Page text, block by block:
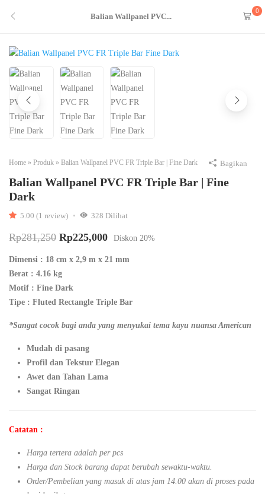
Balian Wallpanel PVC...
0
Home » Produk » Balian Wallpanel PVC FR Triple Bar | Fine Dark
Balian Wallpanel PVC FR Triple Bar | Fine
Dark
5.00 (1 review) 328 Dilihat
Rp281,250 Rp225,000 Diskon 20%
Dimensi : 18 cm x 2,9 m x 21 mm
Berat : 4.16 kg
Motif : Fine Dark
Tipe : Fluted Rectangle Triple Bar
*Sangat cocok bagi anda yang menyukai tema kayu nuansa American
Mudah di pasang
Profil dan Tekstur Elegan
Awet dan Tahan Lama
Sangat Ringan
Catatan :
Harga tertera adalah per pcs
Harga dan Stock barang dapat berubah sewaktu-waktu.
Order/Pembelian yang masuk di atas jam 14.00 akan di proses pada
Bagikan